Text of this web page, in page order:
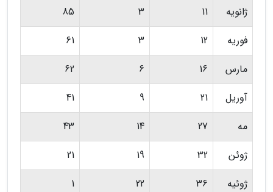
ژانویه 11
3
85
فوریه
12
3
61
مارس
16
6
62
آوریل
21
9
41
مه
27
14
43
ژوئن
32
19
21
ژوئیه
36
22
1